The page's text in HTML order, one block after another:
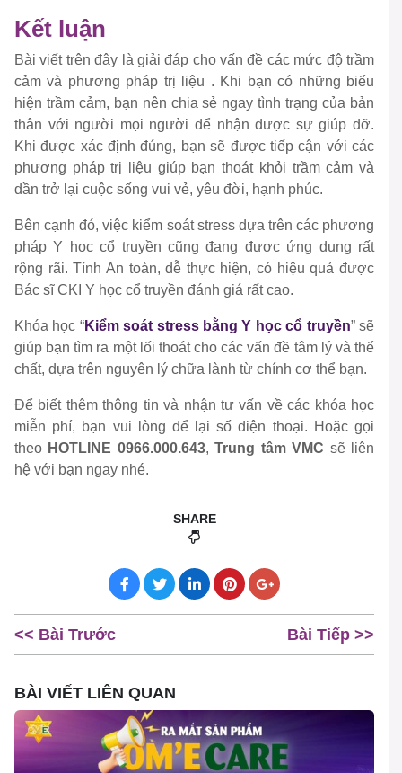
Kết luận
Bài viết trên đây là giải đáp cho vấn đề các mức độ trầm
cảm và phương pháp trị liệu . Khi bạn có những biểu
hiện trầm cảm, bạn nên chia sẻ ngay tình trạng của bản
thân với người mọi người để nhận được sự giúp đỡ.
Khi được xác định đúng, bạn sẽ được tiếp cận với các
phương pháp trị liệu giúp bạn thoát khỏi trầm cảm và
dần trở lại cuộc sống vui vẻ, yêu đời, hạnh phúc.
Bên cạnh đó, việc kiểm soát stress dựa trên các phương
pháp Y học cổ truyền cũng đang được ứng dụng rất
rộng rãi. Tính An toàn, dễ thực hiện, có hiệu quả được
Bác sĩ CKI Y học cổ truyền đánh giá rất cao.
Khóa học “Kiểm soát stress bằng Y học cổ truyền” sẽ
giúp bạn tìm ra một lối thoát cho các vấn đề tâm lý và thể
chất, dựa trên nguyên lý chữa lành từ chính cơ thể bạn.
Để biết thêm thông tin và nhận tư vấn về các khóa học
miễn phí, bạn vui lòng để lại số điện thoại. Hoặc gọi
theo HOTLINE 0966.000.643,Trung tâm VMC sẽ liên
hệ với bạn ngay nhé.
SHARE
<< Bài Trước Bài Tiếp >>
BÀI VIẾT LIÊN QUAN